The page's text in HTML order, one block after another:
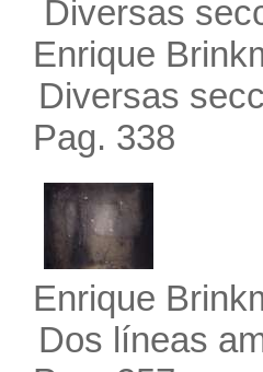
Enrique
Diversas
Pag. 338
Enrique
Dos líneas